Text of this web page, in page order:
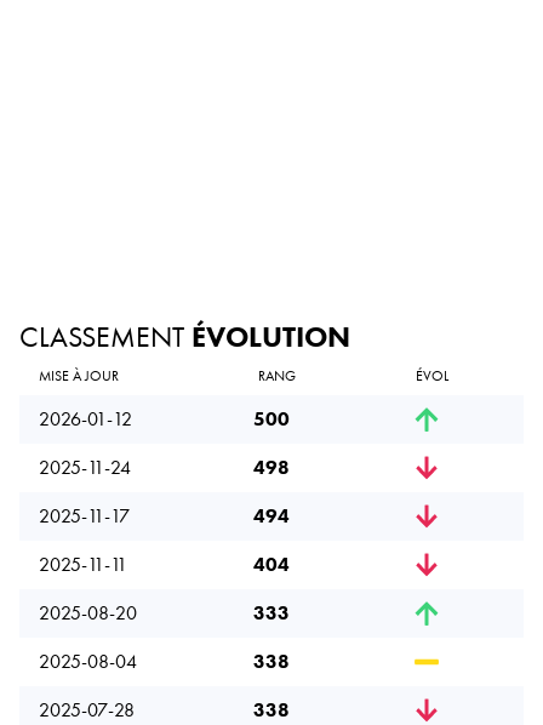
CLASSEMENT ÉVOLUTION
MISE À JOUR RANG ÉVOL
2026-01-12
500
2025-11-24
498
2025-11-17
494
2025-11-11
404
2025-08-20
333
2025-08-04
338
2025-07-28
338